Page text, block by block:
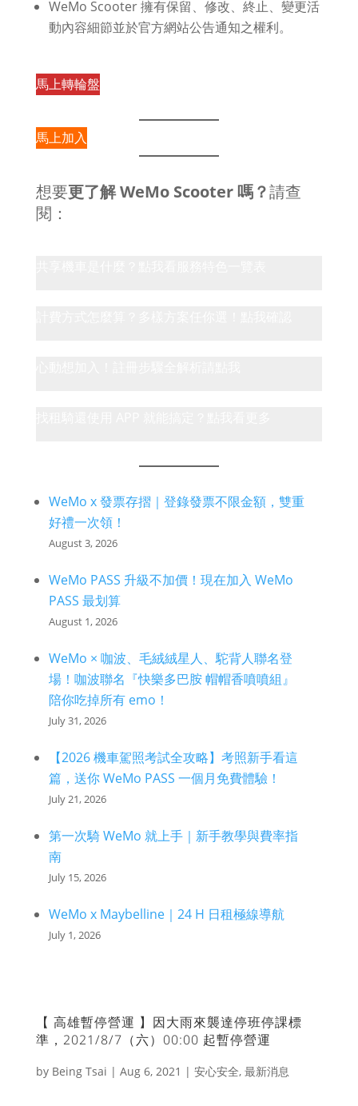
WeMo Scooter 擁有保留、修改、終止、變更活
動內容細節並於官方網站公告通知之權利。
馬上轉輪盤
馬上加入
想要更了解 WeMo Scooter 嗎？請查
閱：
WeMo x 發票存摺｜登錄發票不限金額，雙重
好禮一次領！
August 3, 2026
WeMo PASS 升級不加價！現在加入 WeMo
PASS 最划算
August 1, 2026
WeMo × 咖波、毛絨絨星人、駝背人聯名登
場！咖波聯名『快樂多巴胺 帽帽香噴噴組』
陪你吃掉所有 emo！
July 31, 2026
【2026 機車駕照考試全攻略】考照新手看這
篇，送你 WeMo PASS 一個月免費體驗！
July 21, 2026
第一次騎 WeMo 就上手｜新手教學與費率指
南
July 15, 2026
WeMo x Maybelline｜24 H 日租極線導航
July 1, 2026
【 高雄暫停營運 】因大雨來襲達停班停課標
準，2021/8/7（六）00:00 起暫停營運
by Being Tsai | Aug 6, 2021 | 安心安全, 最新消息